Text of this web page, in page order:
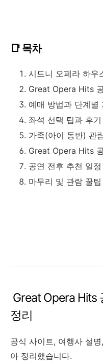
📑 목차
시드니 오페라 하우
Great Opera Hits
예매 방법과 단계별
좌석 선택 팁과 후기
가족(아이 동반) 관
Great Opera Hits
공연 전후 추천 일
마무리 및 관람 꿀팁
Great Opera Hits
정리
공식 사이트, 여행사 설
아 정리했습니다.